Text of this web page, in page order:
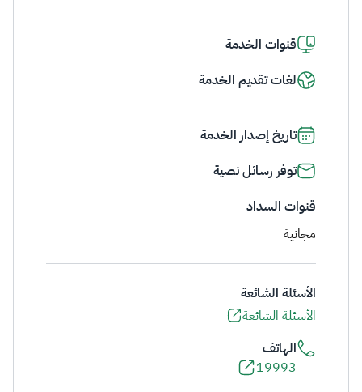
قنوات الخدمة
لغات تقديم الخدمة
تاريخ إصدار الخدمة
توفر رسائل نصية
قنوات السداد
مجانية
الأسئلة الشائعة
الأسئلة الشائعة
الهاتف
19993